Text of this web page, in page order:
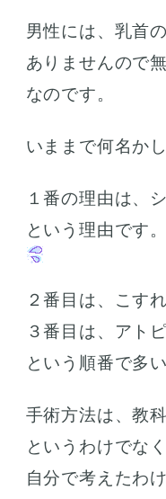
男性には、乳首
ありませんので
なのです。
いままで何名か
１番の理由は、
という理由です。
２番目は、こす
３番目は、アト
という順番で多
手術方法は、教
というわけでな
自分で考えたわ